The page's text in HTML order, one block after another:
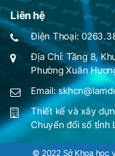
Liên hệ
Điện Thoại:
Địa Chỉ: Tầng 8,
Phường Xuân
Email:
Thiết kế và xây
Chuyển đổi số tỉnh
© 2022 Sở Khoa học